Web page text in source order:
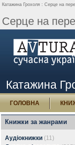
Катажина Грохоля : Серце на
Серце на
Катажина
ГОЛОВНА
Книжки за жанрами
Аудіокнижки (11)